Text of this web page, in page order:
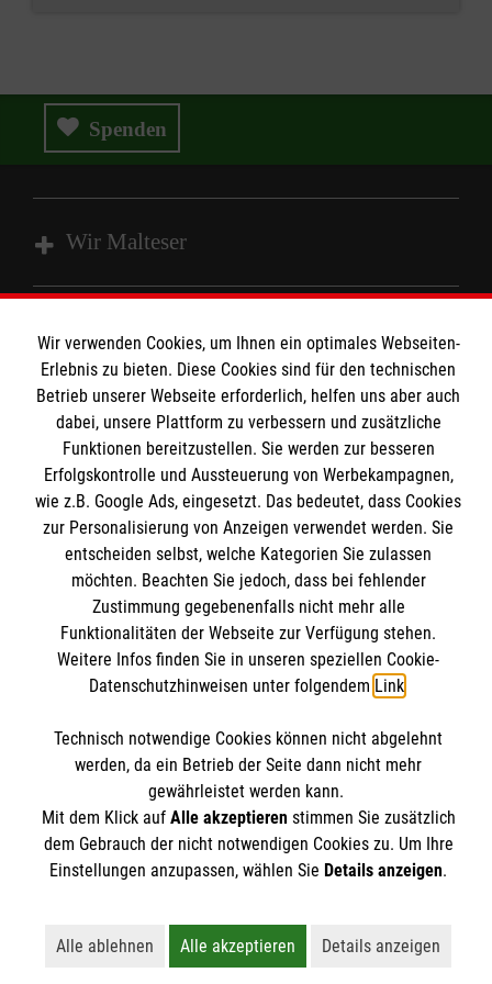
Anfahrt:
mit dem Stadt-Bus: Linie C3 oder C4 bis
Haltestelle "Emstorplatz"
Emstorplatz vorhanden
Spenden
Wir Malteser
Angebote & Leistungen
Kursangebote
Mitarbeiten
Wir Malteser
Informationen
Kontakt
Impressum
Datenschutz
Malteser online
Malteserorden
Malteser Jugend
Malteser International
Malteser-Cloud
Spendenkonto
Empfänger: Malteser Hilfsdienst e.V.
BIC: GENODED1PA7
Pax Bank Köln
Soziale Netzwerke
Der Malteser Hilfsdienst e.V. ist als eingetragene
gemeinnützige Organisation von der Körperschaft- und
Wir verwenden Cookies, um Ihnen ein optimales Webseiten-
Erlebnis zu bieten. Diese Cookies sind für den technischen
Betrieb unserer Webseite erforderlich, helfen uns aber auch
dabei, unsere Plattform zu verbessern und zusätzliche
Funktionen bereitzustellen. Sie werden zur besseren
Erfolgskontrolle und Aussteuerung von Werbekampagnen,
wie z.B. Google Ads, eingesetzt. Das bedeutet, dass Cookies
zur Personalisierung von Anzeigen verwendet werden. Sie
entscheiden selbst, welche Kategorien Sie zulassen
möchten. Beachten Sie jedoch, dass bei fehlender
Zustimmung gegebenenfalls nicht mehr alle
Funktionalitäten der Webseite zur Verfügung stehen.
Weitere Infos finden Sie in unseren speziellen Cookie-
Datenschutzhinweisen unter folgendem Link.
Technisch notwendige Cookies können nicht abgelehnt
werden, da ein Betrieb der Seite dann nicht mehr
gewährleistet werden kann.
Mit dem Klick auf Alle akzeptierenstimmen Sie zusätzlich
dem Gebrauch der nicht notwendigen Cookies zu. Um Ihre
Einstellungen anzupassen, wählen Sie Details anzeigen.
Alle ablehnen
Lehnt alle nicht-essentiellen Cookies ab
Alle akzeptieren
Akzeptiert alle Cookies
Details anzeigen